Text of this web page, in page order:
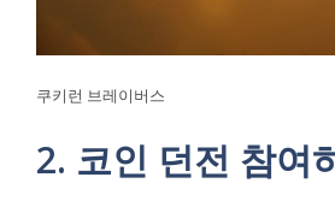
쿠키런 브레이버스
2. 코인 던전 참여